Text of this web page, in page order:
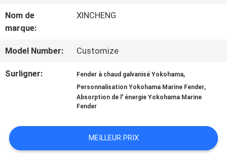
A
PROPOS
DE
VISITE
D'USINE
Nom de
marque:
XINCHENG
Model Number: Customize
Surligner: Fender à chaud galvanisé Yokohama,
Personnalisation Yokohama Marine Fender,
Absorption de l' énergie Yokohama Marine
Fender
MEILLEUR PRIX